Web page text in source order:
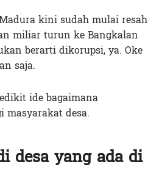
kini sudah mulai resah
miliar turun ke Bangkalan
berarti dikorupsi, ya. Oke
saja.
ide bagaimana
masyarakat desa.
desa yang ada di